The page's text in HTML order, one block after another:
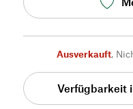
Ausverkauft,
Verfügbarkeit